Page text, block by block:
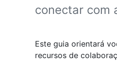
conectar com
Este guia orientará
recursos de